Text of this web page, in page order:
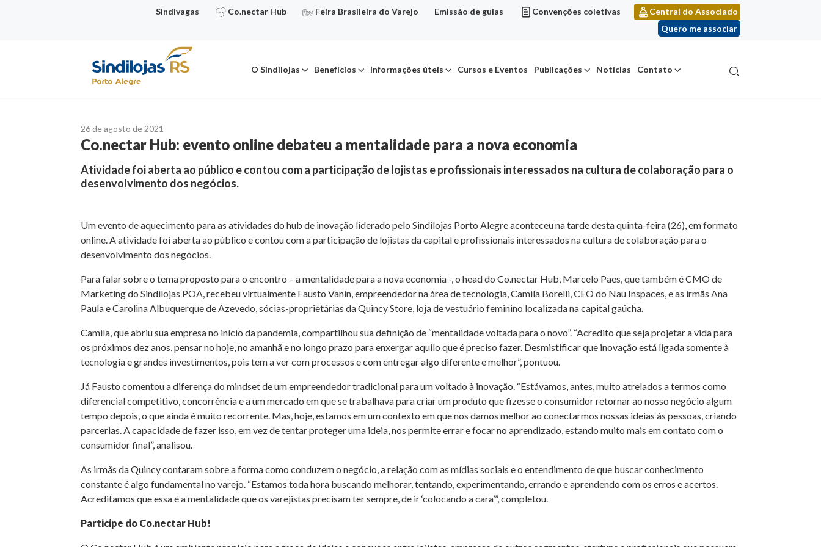
Sindivagas Co.nectar Hub Feira Brasileira do Varejo Emissão de guias Convenções coletivas
Central do Associado
Quero me associar
O Sindilojas Benefícios Informações úteis Cursos e Eventos Publicações Notícias Contato
26 de agosto de 2021
Co.nectar Hub: evento online debateu a mentalidade para a nova economia
Atividade foi aberta ao público e contou com a participação de lojistas e profissionais interessados na cultura de colaboração para o
desenvolvimento dos negócios.
Um evento de aquecimento para as atividades do hub de inovação liderado pelo Sindilojas Porto Alegre aconteceu na tarde desta quinta-feira (26), em formato
online. A atividade foi aberta ao público e contou com a participação de lojistas da capital e profissionais interessados na cultura de colaboração para o
desenvolvimento dos negócios.
Para falar sobre o tema proposto para o encontro – a mentalidade para a nova economia -, o head do Co.nectar Hub, Marcelo Paes, que também é CMO de
Marketing do Sindilojas POA, recebeu virtualmente Fausto Vanin, empreendedor na área de tecnologia, Camila Borelli, CEO do Nau Inspaces, e as irmãs Ana
Paula e Carolina Albuquerque de Azevedo, sócias-proprietárias da Quincy Store, loja de vestuário feminino localizada na capital gaúcha.
Camila, que abriu sua empresa no início da pandemia, compartilhou sua definição de “mentalidade voltada para o novo”. “Acredito que seja projetar a vida para
os próximos dez anos, pensar no hoje, no amanhã e no longo prazo para enxergar aquilo que é preciso fazer. Desmistificar que inovação está ligada somente à
tecnologia e grandes investimentos, pois tem a ver com processos e com entregar algo diferente e melhor”, pontuou.
Já Fausto comentou a diferença do mindset de um empreendedor tradicional para um voltado à inovação. “Estávamos, antes, muito atrelados a termos como
diferencial competitivo, concorrência e a um mercado em que se trabalhava para criar um produto que fizesse o consumidor retornar ao nosso negócio algum
tempo depois, o que ainda é muito recorrente. Mas, hoje, estamos em um contexto em que nos damos melhor ao conectarmos nossas ideias às pessoas, criando
parcerias. A capacidade de fazer isso, em vez de tentar proteger uma ideia, nos permite errar e focar no aprendizado, estando muito mais em contato com o
consumidor final”, analisou.
As irmãs da Quincy contaram sobre a forma como conduzem o negócio, a relação com as mídias sociais e o entendimento de que buscar conhecimento
constante é algo fundamental no varejo. “Estamos toda hora buscando melhorar, tentando, experimentando, errando e aprendendo com os erros e acertos.
Acreditamos que essa é a mentalidade que os varejistas precisam ter sempre, de ir ‘colocando a cara’”, completou.
Participe do Co.nectar Hub!